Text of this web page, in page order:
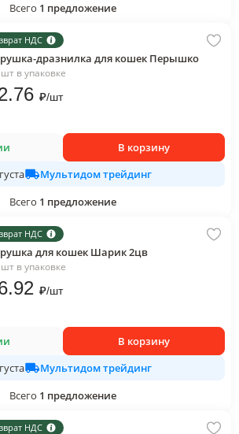
Всего 1 предложение
НДС
дразнилка для кошек Перышко
в упаковке
.76 ₽/шт
В корзину
Мультидом трейдинг
Всего 1 предложение
НДС
для кошек Шарик 2цв
в упаковке
.92 ₽/шт
В корзину
Мультидом трейдинг
Всего 1 предложение
НДС